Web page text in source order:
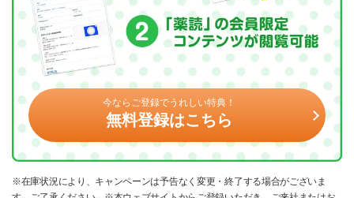
今ならご登録でうれしい特典！
無料登録はこちら
※在庫状況により、キャンペーンは予告なく変更・終了する場合がございま